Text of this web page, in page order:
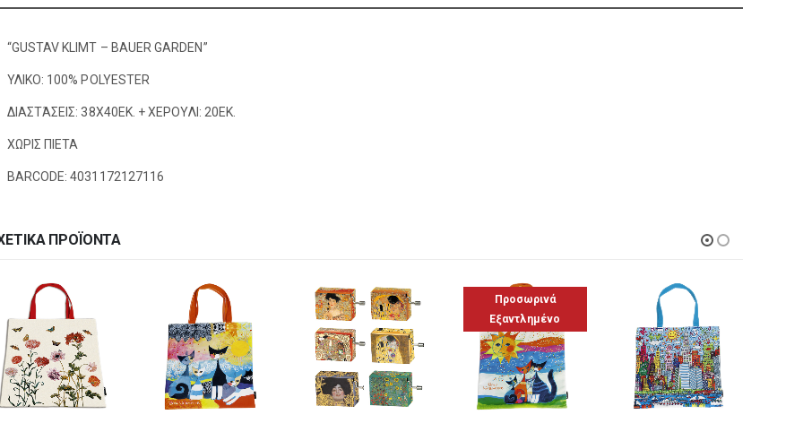
“GUSTAV KLIMT – BAUER GARDEN”
ΥΛΙΚΟ: 100% POLYESTER
ΔΙΑΣΤΆΣΕΙΣ: 38X40EK. + ΧΕΡΟΥΛΙ: 20EK.
ΧΩΡΙΣ ΠΙΕΤΑ
BARCODE: 4031172127116
ΠΡΟΪΌΝΤΑ
Προσωρινά
Εξαντλημένο